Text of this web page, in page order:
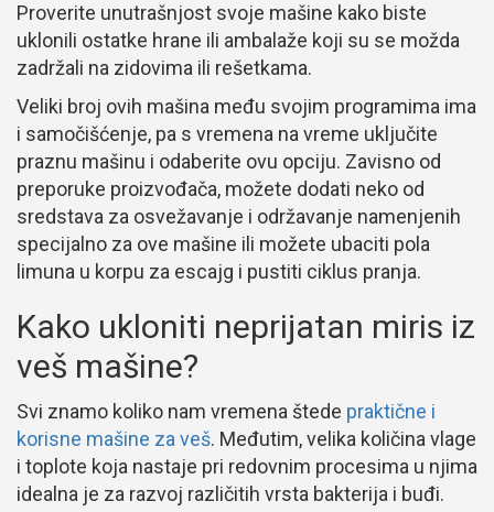
Proverite unutrašnjost svoje mašine kako biste
uklonili ostatke hrane ili ambalaže koji su se možda
zadržali na zidovima ili rešetkama.
Veliki broj ovih mašina među svojim programima ima
i samočišćenje, pa s vremena na vreme uključite
praznu mašinu i odaberite ovu opciju. Zavisno od
preporuke proizvođača, možete dodati neko od
sredstava za osvežavanje i održavanje namenjenih
specijalno za ove mašine ili možete ubaciti pola
limuna u korpu za escajg i pustiti ciklus pranja.
Kako ukloniti neprijatan miris iz
veš mašine?
Svi znamo koliko nam vremena štede praktične i
korisne mašine za veš. Međutim, velika količina vlage
i toplote koja nastaje pri redovnim procesima u njima
idealna je za razvoj različitih vrsta bakterija i buđi.